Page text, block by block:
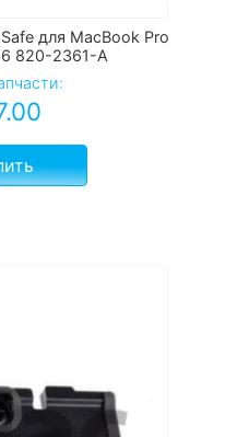
для MacBook Pro
820-2361-A